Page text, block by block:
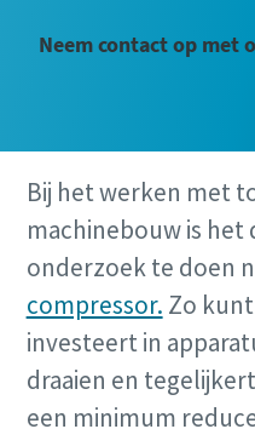
Neem contact op met
Bij het werken met
machinebouw is het
onderzoek te doen
compressor. Zo
investeert in
draaien en
een minimum